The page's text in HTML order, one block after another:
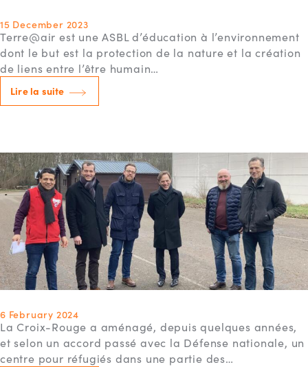
15 December 2023
Terre@air est une ASBL d’éducation à l’environnement
dont le but est la protection de la nature et la création
de liens entre l’être humain…
Lire la suite
6 February 2024
La Croix-Rouge a aménagé, depuis quelques années,
et selon un accord passé avec la Défense nationale, un
centre pour réfugiés dans une partie des…